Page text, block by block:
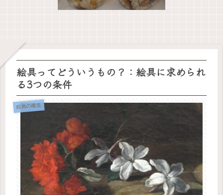
絵具ってどういうもの？：絵具に求められ
る3つの条件
絵画の構造